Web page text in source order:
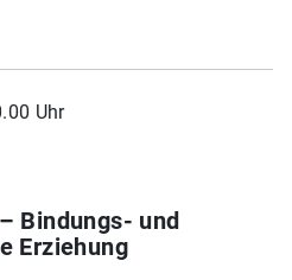
Uhr
Bindungs- und
Erziehung